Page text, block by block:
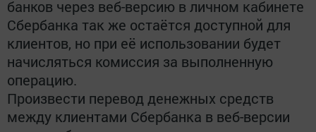
банков через веб-версию в личном кабинете
Сбербанка так же остаётся доступной для
клиентов, но при её использовании будет
начисляться комиссия за выполненную
операцию.
Произвести перевод денежных средств
между клиентами Сбербанка в веб-версии